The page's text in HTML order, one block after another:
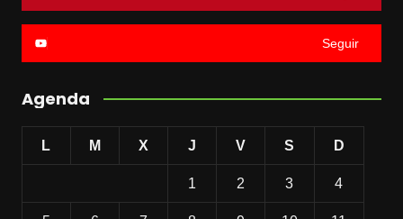
Seguir
Agenda
L M X J V S D
1 2 3 4